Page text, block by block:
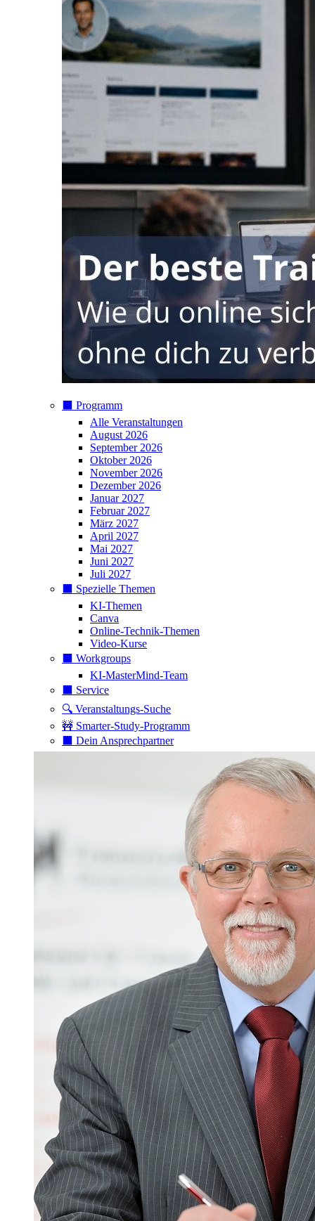
⬛️ Programm
Alle Veranstaltungen
August 2026
September 2026
Oktober 2026
November 2026
Dezember 2026
Januar 2027
Februar 2027
März 2027
April 2027
Mai 2027
Juni 2027
Juli 2027
⬛️ Spezielle Themen
KI-Themen
Canva
Online-Technik-Themen
Video-Kurse
⬛️ Workgroups
KI-MasterMind-Team
⬛️ Service
🔍 Veranstaltungs-Suche
🚧 Smarter-Study-Programm
⬛️ Dein Ansprechpartner